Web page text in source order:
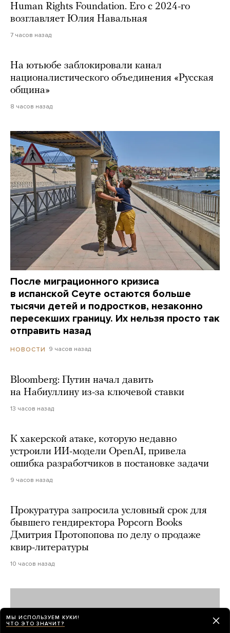
Human Rights Foundation. Его с 2024-го
возглавляет Юлия Навальная
7 часов назад
На ютьюбе заблокировали канал
националистического объединения «Русская
община»
8 часов назад
После миграционного кризиса
в испанской Сеуте остаются больше
тысячи детей и подростков, незаконно
пересекших границу. Их нельзя просто так
отправить назад
НОВОСТИ 9 часов назад
Bloomberg: Путин начал давить
на Набиуллину из-за ключевой ставки
13 часов назад
К хакерской атаке, которую недавно
устроили ИИ-модели OpenAI, привела
ошибка разработчиков в постановке задачи
9 часов назад
Прокуратура запросила условный срок для
бывшего гендиректора Popcorn Books
Дмитрия Протопопова по делу о продаже
квир-литературы
10 часов назад
МЫ ИСПОЛЬЗУЕМ КУКИ!
ЧТО ЭТО ЗНАЧИТ?